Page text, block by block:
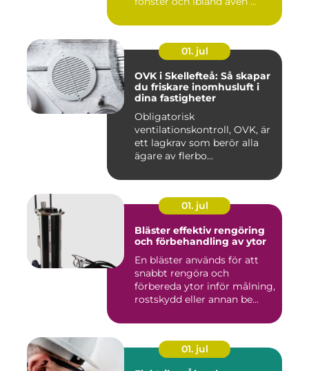
01. jul
OVK i Skellefteå: Så skapar
du friskare inomhusluft i
dina fastigheter
Obligatorisk
ventilationskontroll, OVK, är
ett lagkrav som berör alla
ägare av flerbo...
01. jul
Bläster effektiv rengöring
och förbehandling av ytor
En bläster används för att
snabbt rengöra och
förbereda ytor inför målning,
rostskydd eller annan be...
01. jul